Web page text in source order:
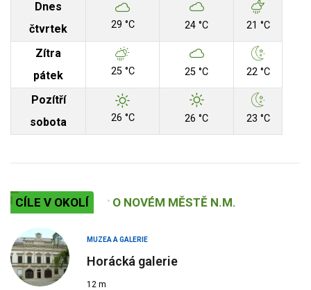
Dnes
čtvrtek
29 °C 24 °C 21 °C
Zítra
pátek
25 °C 25 °C 22 °C
Pozítří
sobota
26 °C 26 °C 23 °C
CÍLE V OKOLÍ O NOVÉM MĚSTĚ N.M.
MUZEA A GALERIE
Horácká galerie
12 m